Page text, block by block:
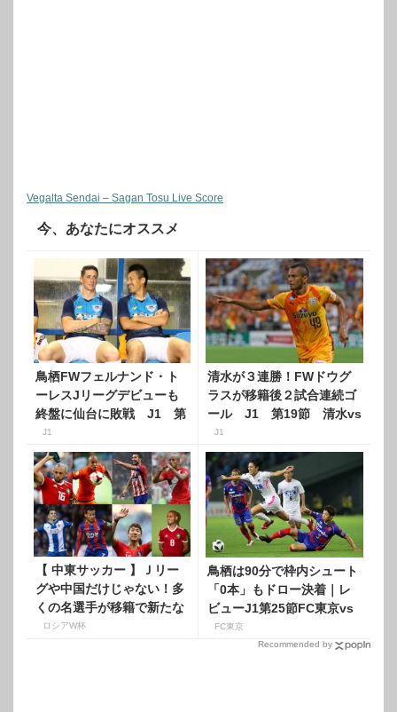
Vegalta Sendai – Sagan Tosu Live Score
今、あなたにオススメ
鳥栖FWフェルナンド・ト
ーレスJリーグデビューも
終盤に仙台に敗戦 J1 第
17節 鳥栖vs仙台
J1
清水が３連勝！FWドウグ
ラスが移籍後２試合連続ゴ
ール J1 第19節 清水vs
鳥栖
J1
【 中東サッカー 】Ｊリー
グや中国だけじゃない！多
くの名選手が移籍で新たな
トレンド確立か！
ロシアW杯
鳥栖は90分で枠内シュート
「0本」もドロー決着｜レ
ビューJ1第25節FC東京vs
鳥栖
FC東京
Recommended by